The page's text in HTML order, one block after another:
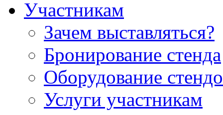
Участникам
Зачем выставляться?
Бронирование стенда
Оборудование
Услуги участникам